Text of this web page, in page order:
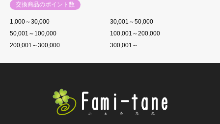
交換商品のポイント数
1,000～30,000
30,001～50,000
50,001～100,000
100,001～200,000
200,001～300,000
300,001～